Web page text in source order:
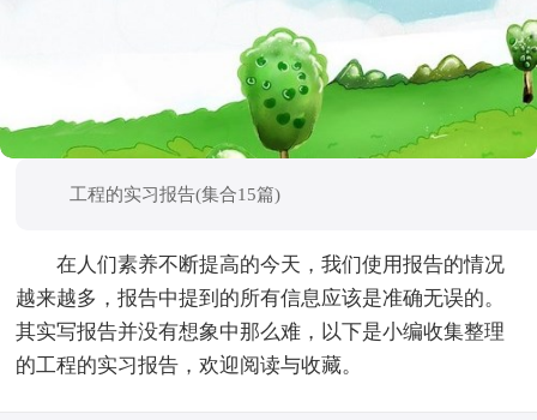
工程的实习报告(集合15篇)
在人们素养不断提高的今天，我们使用报告的情况
越来越多，报告中提到的所有信息应该是准确无误的。
其实写报告并没有想象中那么难，以下是小编收集整理
的工程的实习报告，欢迎阅读与收藏。